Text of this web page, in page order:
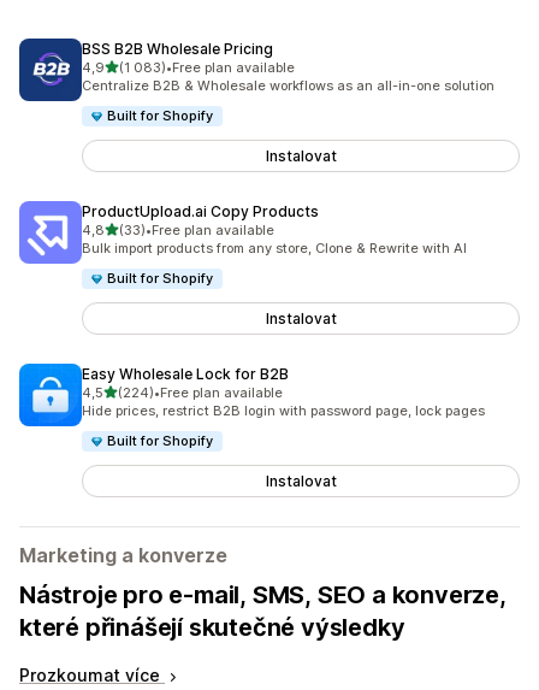
BSS B2B Wholesale Pricing
4,9z 5 hvězd
(1 083)
Celkový počet recenzí: 1083
•Free plan available
Centralize B2B & Wholesale workflows as an all-in-one solution
Built for Shopify
Instalovat
ProductUpload.ai Copy Products
4,8z 5 hvězd
(33)
Celkový počet recenzí: 33
•Free plan available
Bulk import products from any store, Clone & Rewrite with AI
Built for Shopify
Instalovat
Easy Wholesale Lock for B2B
4,5z 5 hvězd
(224)
Celkový počet recenzí: 224
•Free plan available
Hide prices, restrict B2B login with password page, lock pages
Built for Shopify
Instalovat
Marketing a konverze
Nástroje pro e-mail, SMS, SEO a konverze,
které přinášejí skutečné výsledky
Prozkoumat více